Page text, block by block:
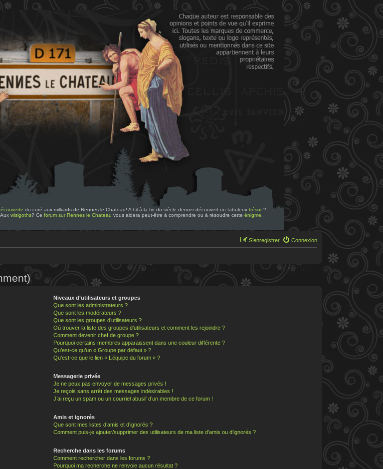
du curé aux milliards de Rennes le Chateau! A t-il à la fin du siècle dernier découvert un fabuleux trésor ?
wisigoths? Ce forum sur Rennes le Chateau vous aidera peut-être à comprendre ou à résoudre cette énigme
Connexion
S’enregistrer
Niveaux d’utilisateurs et groupes
Que sont les administrateurs ?
Que sont les modérateurs ?
Que sont les groupes d’utilisateurs ?
Où trouver la liste des groupes d’utilisateurs et comment les rejoindre ?
Comment devenir chef de groupe ?
Pourquoi certains membres apparaissent dans une couleur différente ?
Qu’est-ce qu’un « Groupe par défaut » ?
Qu’est-ce que le lien « L’équipe du forum » ?
Messagerie privée
Je ne peux pas envoyer de messages privés !
Je reçois sans arrêt des messages indésirables !
J’ai reçu un spam ou un courriel abusif d’un membre de ce forum !
Amis et ignorés
Que sont mes listes d’amis et d’ignorés ?
Comment puis-je ajouter/supprimer des utilisateurs de ma liste d’amis ou d’ignorés ?
Recherche dans les forums
Comment rechercher dans les forums ?
Pourquoi ma recherche ne renvoie aucun résultat ?